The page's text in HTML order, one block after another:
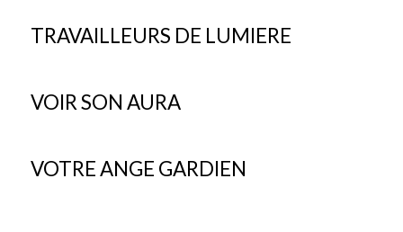
TRAVAILLEURS DE LUMIERE
VOIR SON AURA
VOTRE ANGE GARDIEN